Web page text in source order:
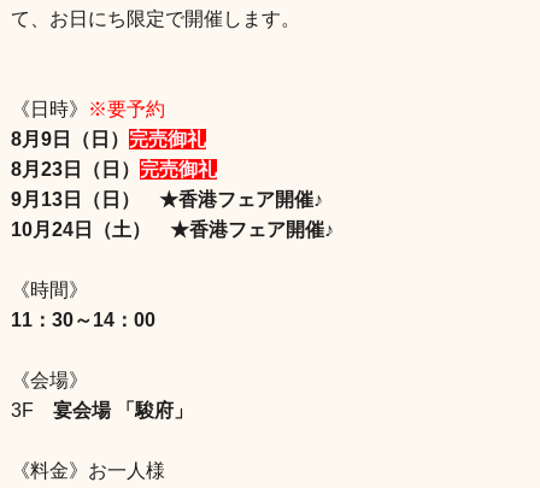
て、お日にち限定で開催します。
《日時》
※要予約
8月9日（日） 完売御礼
8月23日（日） 完売御礼
9月13日（日） ★香港フェア開催♪
10月24日（土） ★香港フェア開催♪
《時間》
11：30～14：00
《会場》
3F宴会場 「駿府」
《料金》お一人様